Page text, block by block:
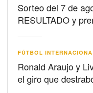
Sorteo del 7 de
RESULTADO y
FÚTBOL
Ronald Araujo y
el giro que